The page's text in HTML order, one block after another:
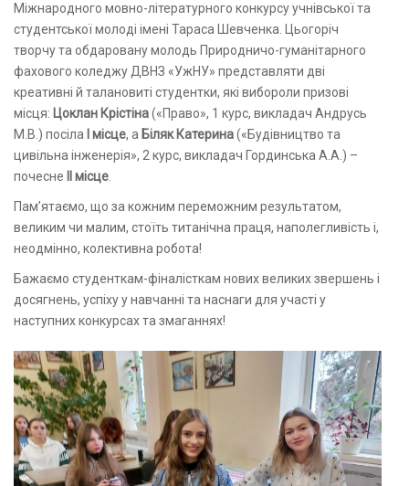
Міжнародного мовно-літературного конкурсу учнівської та
студентської молоді імені Тараса Шевченка. Цьогоріч
творчу та обдаровану молодь Природничо-гуманітарного
фахового коледжу ДВНЗ «УжНУ» представляти дві
креативні й талановиті студентки, які вибороли призові
місця: Цоклан Крістіна(«Право», 1 курс, викладач Андрусь
М.В.) посіла І місце, а Біляк Катерина(«Будівництво та
цивільна інженерія», 2 курс, викладач Гординська А.А.) –
почесне ІІ місце.
Пам’ятаємо, що за кожним переможним результатом,
великим чи малим, стоїть титанічна праця, наполегливість і,
неодмінно, колективна робота!
Бажаємо студенткам-фіналісткам нових великих звершень і
досягнень, успіху у навчанні та наснаги для участі у
наступних конкурсах та змаганнях!